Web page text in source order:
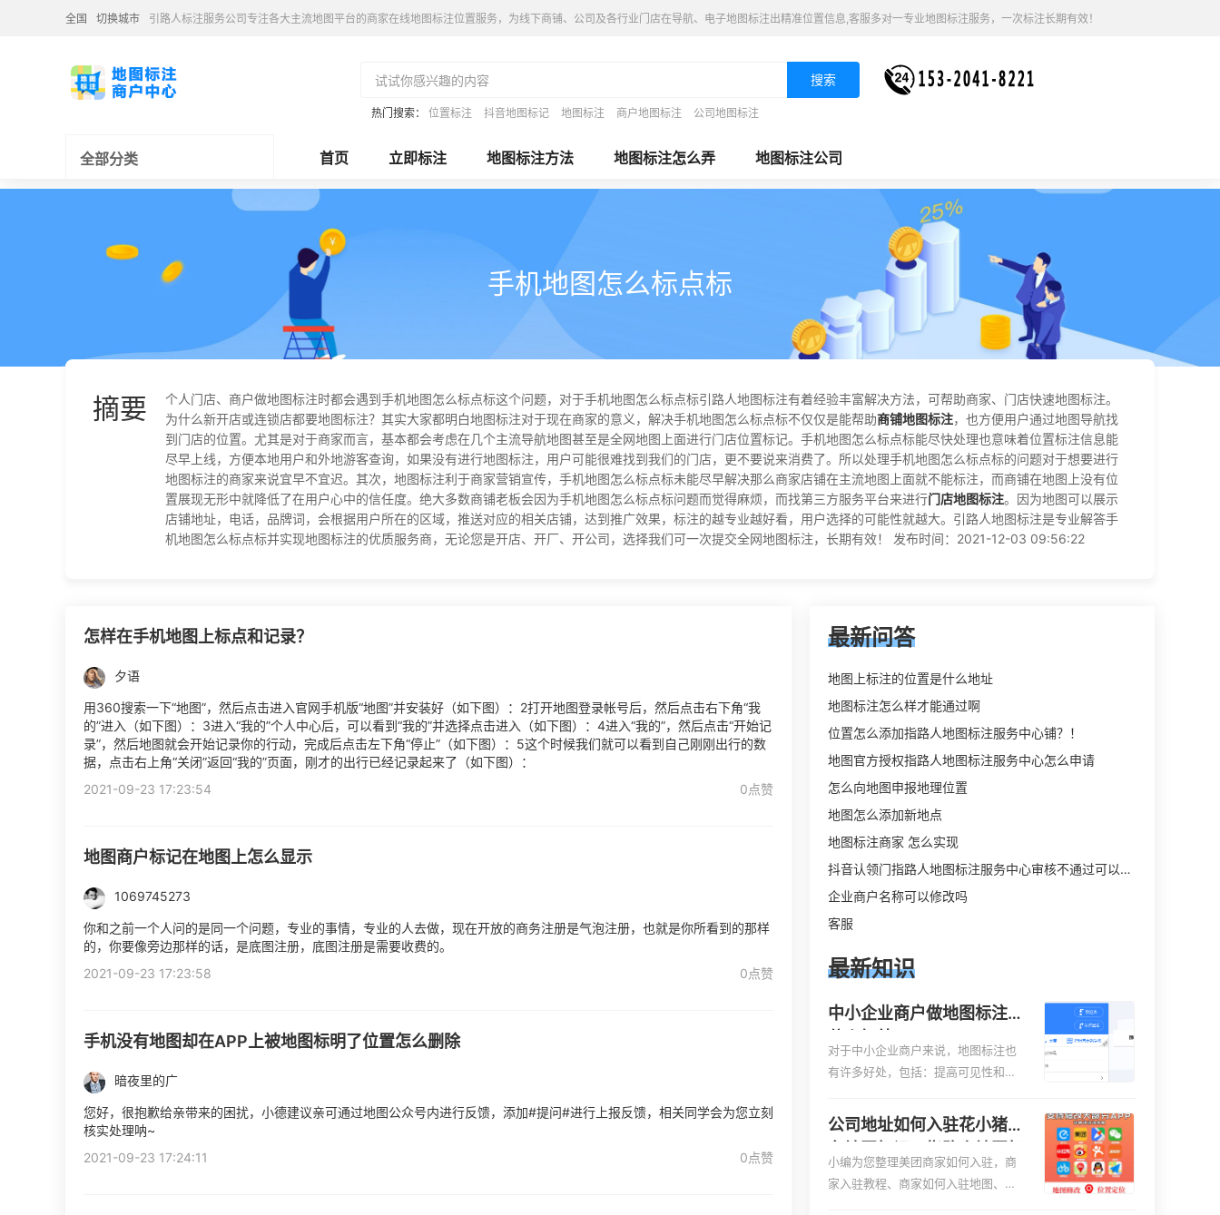
全国 切换城市 引路人标注服务公司专注各大主流地图平台的商家在线地图标注位置服务，为线下商铺、公司及各行业门店在导航、电子地图标注出精准位置信息,客服多对一专业地图标注服务，一次标注长期有效！
搜索
热门搜索： 位置标注 抖音地图标记 地图标注 商户地图标注 公司地图标注
全部分类 首页 立即标注 地图标注方法 地图标注怎么弄 地图标注公司
手机地图怎么标点标
摘要
个人门店、商户做地图标注时都会遇到手机地图怎么标点标这个问题，对于手机地图怎么标点标引路人地图标注有着经验丰富解决方法，可帮助商家、门店快速地图标注。
为什么新开店或连锁店都要地图标注？其实大家都明白地图标注对于现在商家的意义，解决手机地图怎么标点标不仅仅是能帮助商铺地图标注，也方便用户通过地图导航找
到门店的位置。尤其是对于商家而言，基本都会考虑在几个主流导航地图甚至是全网地图上面进行门店位置标记。手机地图怎么标点标能尽快处理也意味着位置标注信息能
尽早上线，方便本地用户和外地游客查询，如果没有进行地图标注，用户可能很难找到我们的门店，更不要说来消费了。所以处理手机地图怎么标点标的问题对于想要进行
地图标注的商家来说宜早不宜迟。其次，地图标注利于商家营销宣传，手机地图怎么标点标未能尽早解决那么商家店铺在主流地图上面就不能标注，而商铺在地图上没有位
置展现无形中就降低了在用户心中的信任度。绝大多数商铺老板会因为手机地图怎么标点标问题而觉得麻烦，而找第三方服务平台来进行门店地图标注。因为地图可以展示
店铺地址，电话，品牌词，会根据用户所在的区域，推送对应的相关店铺，达到推广效果，标注的越专业越好看，用户选择的可能性就越大。引路人地图标注是专业解答手
机地图怎么标点标并实现地图标注的优质服务商，无论您是开店、开厂、开公司，选择我们可一次提交全网地图标注，长期有效！ 发布时间：2021-12-03 09:56:22
怎样在手机地图上标点和记录？
夕语
用360搜索一下“地图”，然后点击进入官网手机版“地图”并安装好（如下图）：2打开地图登录帐号后，然后点击右下角“我
的”进入（如下图）：3进入“我的”个人中心后，可以看到“我的”并选择点击进入（如下图）：4进入“我的”，然后点击“开始记
录”，然后地图就会开始记录你的行动，完成后点击左下角“停止”（如下图）：5这个时候我们就可以看到自己刚刚出行的数
据，点击右上角“关闭”返回“我的”页面，刚才的出行已经记录起来了（如下图）：
2021-09-23 17:23:54
0点赞
地图商户标记在地图上怎么显示
1069745273
你和之前一个人问的是同一个问题，专业的事情，专业的人去做，现在开放的商务注册是气泡注册，也就是你所看到的那样
的，你要像旁边那样的话，是底图注册，底图注册是需要收费的。
2021-09-23 17:23:58
0点赞
手机没有地图却在APP上被地图标明了位置怎么删除
暗夜里的广
您好，很抱歉给亲带来的困扰，小德建议亲可通过地图公众号内进行反馈，添加#提问#进行上报反馈，相关同学会为您立刻
核实处理呐~
2021-09-23 17:24:11
0点赞
最新问答
地图上标注的位置是什么地址
地图标注怎么样才能通过啊
位置怎么添加指路人地图标注服务中心铺？！
地图官方授权指路人地图标注服务中心怎么申请
怎么向地图申报地理位置
地图怎么添加新地点
地图标注商家 怎么实现
抖音认领门指路人地图标注服务中心审核不通过可以删除不
企业商户名称可以修改吗
客服
最新知识
中小企业商户做地图标注有
对于中小企业商户来说，地图标注也
有许多好处，包括：提高可见性和曝
置，可以增加商户的可见性和曝光
率。当潜在客户在地图上搜索相关服
务或产品时，能够快速找到标注的商
户位置，增加商户被发现的机会。方
公司地址如何入驻花小猪打
注服务中心铺如何入驻花小
小编为您整理美团商家如何入驻，商
家入驻教程、商家如何入驻地图、如